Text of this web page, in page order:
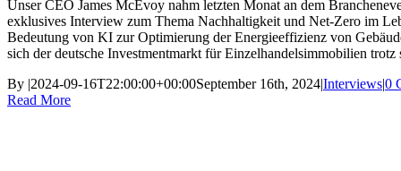
Unser CEO James McEvoy nahm letzten Monat an dem
exklusives Interview zum Thema Nachhaltigkeit und Net-Zero im
Bedeutung von KI zur Optimierung der Energieeffizienz von
sich der deutsche Investmentmarkt für Einzelhandelsimmobilien
By |2024-09-16T22:00:00+00:00September 16th, 2024|Interviews|0
Read More